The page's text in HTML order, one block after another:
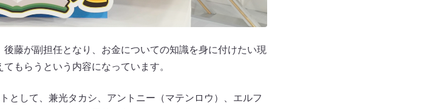
藤が副担任となり、お金についての知識を身に付けたい現
もらうという内容になっています。
として、兼光タカシ、アントニー（マテンロウ）、エルフ